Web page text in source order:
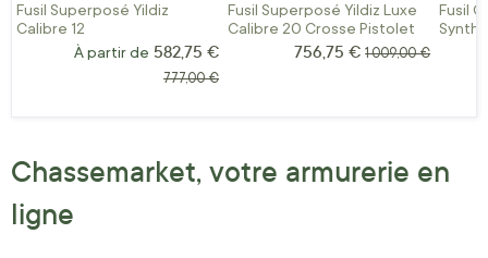
Fusil Superposé Yildiz
Calibre 12
À partir de 582,75 €
Prix normal
777,00 €
Fusil Superposé Yildiz Luxe
Calibre 20 Crosse Pistolet
Prix Spécial
756,75 € Prix normal
1 009,00 €
Fusil
Chassemarket, votre armurerie en
ligne